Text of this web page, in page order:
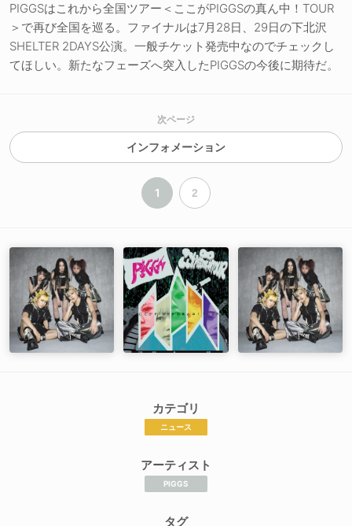
PIGGSはこれから全国ツアー＜ここがPIGGSの真ん中！TOUR
＞で再び全国を巡る。ファイナルは7月28日、29日の下北沢
SHELTER 2DAYS公演。一般チケット発売中なのでチェックし
てほしい。新たなフェーズへ突入したPIGGSの今後に期待だ。
次ページ
インフォメーション
1 2
カテゴリ
ニュース
アーティスト
PIGGS
タグ